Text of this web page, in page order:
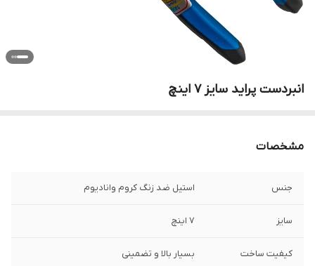
انبردست پراید سایز 7 اینچ
مشخصات
جنس استیل ضد زنگ کروم وانادیوم
سایز 7 اینچ
کیفیت ساخت بسیار بالا و تضمینی